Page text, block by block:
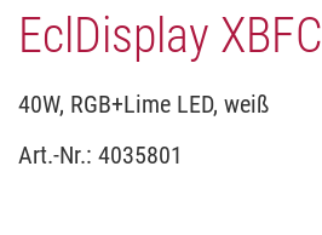
EclDisplay XBFC
40W, RGB+Lime LED, weiß
Art.-Nr.: 4035801